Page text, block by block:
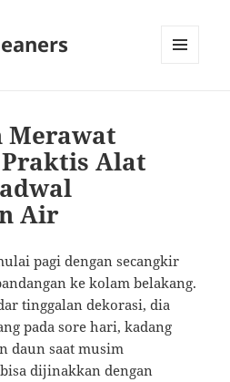
Merawat
Alat
Air
pagi dengan secangkir
ke kolam belakang.
tinggalan dekorasi, dia
pada sore hari, kadang
daun saat musim
dijinakkan dengan